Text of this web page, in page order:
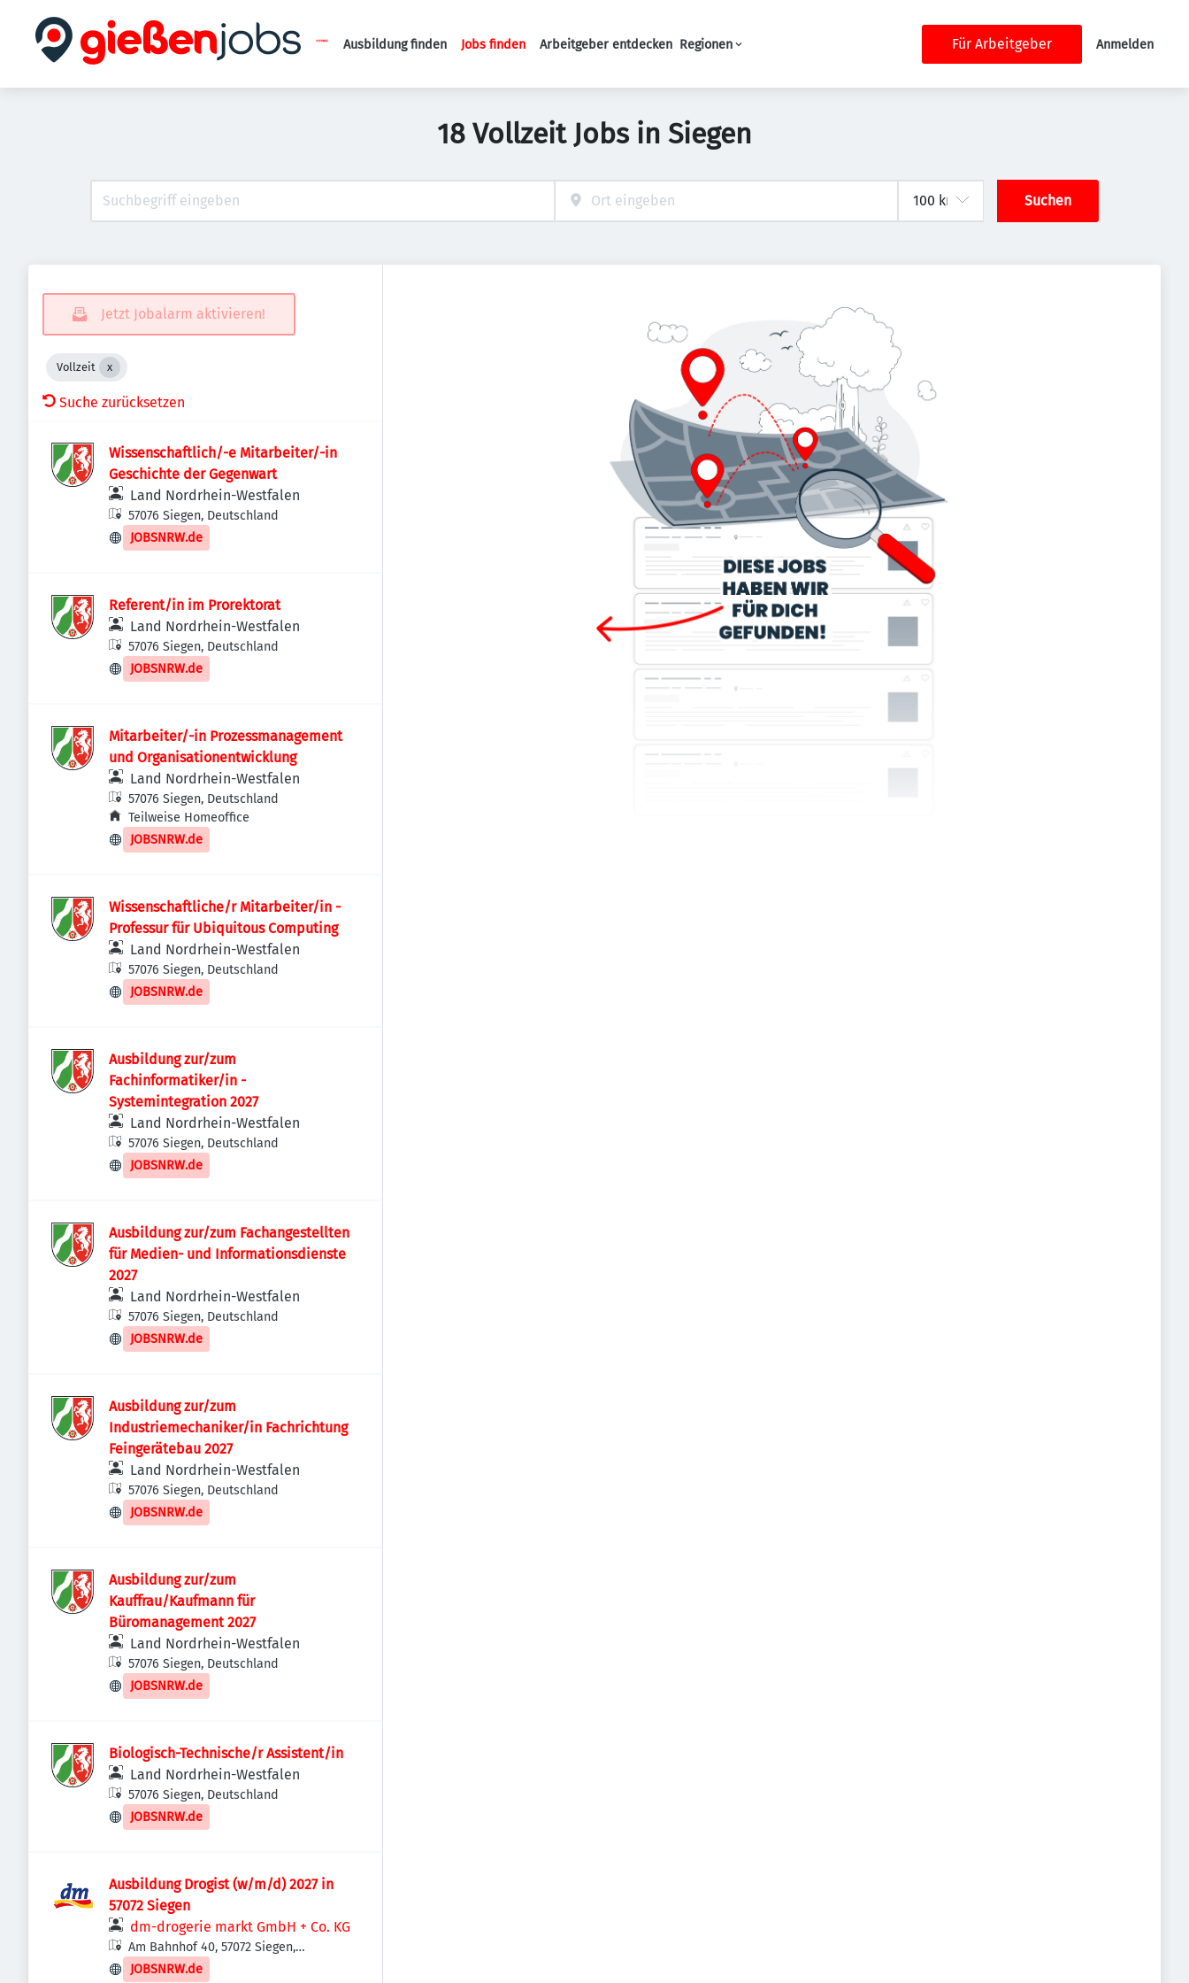
Haupt-Navigation
Ausbildung finden Jobs finden Arbeitgeber entdecken Regionen Für Arbeitgeber Anmelden
18 Vollzeit Jobs in Siegen
Suchen
Jetzt Jobalarm aktivieren!
Vollzeit
Suche zurücksetzen
Wissenschaftlich/-e Mitarbeiter/-in
Geschichte der Gegenwart
Land Nordrhein-Westfalen
57076 Siegen, Deutschland
JOBSNRW.de
Referent/in im Prorektorat
Land Nordrhein-Westfalen
57076 Siegen, Deutschland
JOBSNRW.de
Mitarbeiter/-in Prozessmanagement
und Organisationentwicklung
Land Nordrhein-Westfalen
57076 Siegen, Deutschland
Teilweise Homeoffice
JOBSNRW.de
Wissenschaftliche/r Mitarbeiter/in -
Professur für Ubiquitous Computing
Land Nordrhein-Westfalen
57076 Siegen, Deutschland
JOBSNRW.de
Ausbildung zur/zum
Fachinformatiker/in -
Systemintegration 2027
Land Nordrhein-Westfalen
57076 Siegen, Deutschland
JOBSNRW.de
Ausbildung zur/zum Fachangestellten
für Medien- und Informationsdienste
2027
Land Nordrhein-Westfalen
57076 Siegen, Deutschland
JOBSNRW.de
Ausbildung zur/zum
Industriemechaniker/in Fachrichtung
Feingerätebau 2027
Land Nordrhein-Westfalen
57076 Siegen, Deutschland
JOBSNRW.de
Ausbildung zur/zum
Kauffrau/Kaufmann für
Büromanagement 2027
Land Nordrhein-Westfalen
57076 Siegen, Deutschland
JOBSNRW.de
Biologisch-Technische/r Assistent/in
Land Nordrhein-Westfalen
57076 Siegen, Deutschland
JOBSNRW.de
Ausbildung Drogist (w/m/d) 2027 in
57072 Siegen
dm-drogerie markt GmbH + Co. KG
Am Bahnhof 40, 57072 Siegen,
Deutschland
JOBSNRW.de